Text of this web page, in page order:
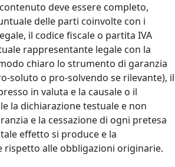
deve essere completo,
delle parti coinvolte con i
il codice fiscale o partita IVA
rappresentante legale con la
chiaro lo strumento di garanzia
soluto o pro-solvendo se rilevante), il
in valuta e la causale o il
la dichiarazione testuale e non
e la cessazione di ogni pretesa
effetto si produce e la
rispetto alle obbligazioni originarie.